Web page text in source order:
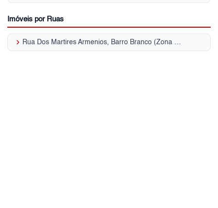
Imóveis por Ruas
keyboard_arrow_right Rua Dos Martires Armenios, Barro Branco (Zona Norte)